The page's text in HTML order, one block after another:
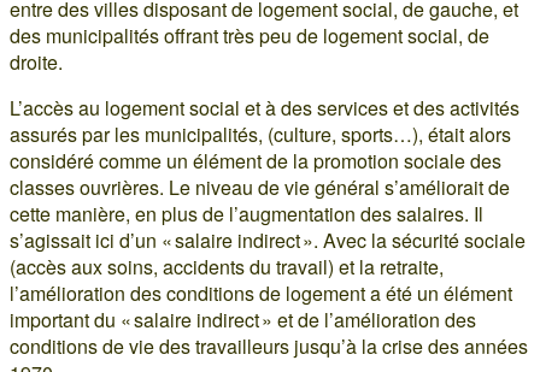
entre des villes disposant de logement social, de gauche, et
des municipalités offrant très peu de logement social, de
droite.
L’accès au logement social et à des services et des activités
assurés par les municipalités, (culture, sports…), était alors
considéré comme un élément de la promotion sociale des
classes ouvrières. Le niveau de vie général s’améliorait de
cette manière, en plus de l’augmentation des salaires. Il
s’agissait ici d’un « salaire indirect ». Avec la sécurité sociale
(accès aux soins, accidents du travail) et la retraite,
l’amélioration des conditions de logement a été un élément
important du « salaire indirect » et de l’amélioration des
conditions de vie des travailleurs jusqu’à la crise des années